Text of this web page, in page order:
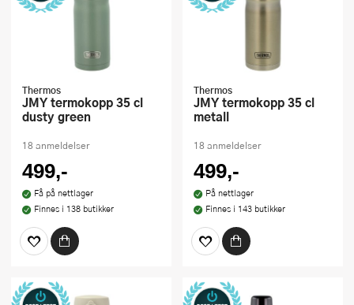
Thermos
JMY termokopp 35 cl
dusty green
18 anmeldelser
499,-
Få på nettlager
Finnes i 138 butikker
Thermos
JMY termokopp 35 cl
metall
18 anmeldelser
499,-
På nettlager
Finnes i 143 butikker